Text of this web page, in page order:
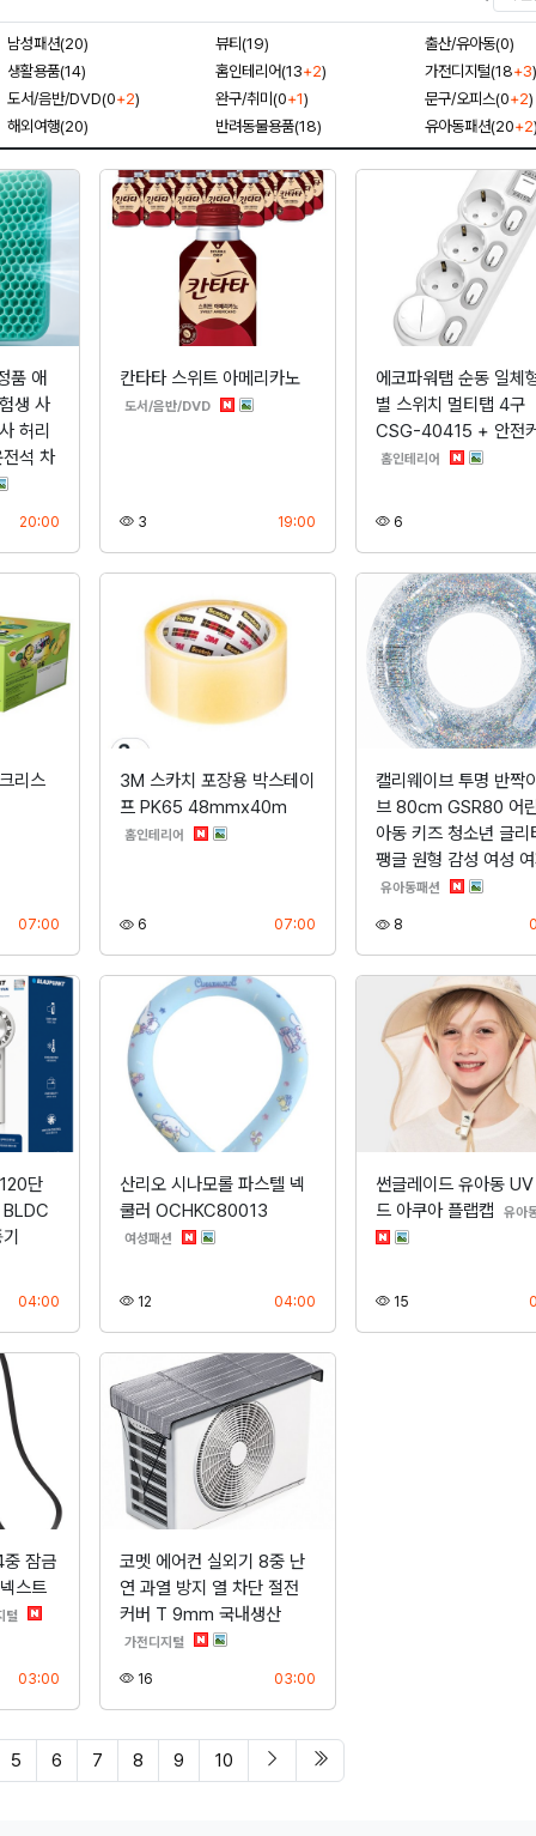
남성패션(20) 뷰티(19)
출산/유아동(0)
생활용품(14)
홈인테리어(13+2) 가전디지털(18+3)
도서/음반/DVD(0+2) 완구/취미(0+1) 문구/오피스(0+2)
해외여행(20)
반려동물용품(18) 유아동패션(20+2)
품 애
생 사
허리
석 차
20:00
칸타타 스위트 아메리카노
도서/음반/DVD분류
3 19:00등록
에코파워탭 순동 일체
별 스위치 멀티탭 4구
CSG-40415 + 안전
홈인테리어분류
6조회
리스
07:00
3M 스카치 포장용 박스테이
프 PK65 48mmx40m
홈인테리어 분류
6 07:00등록
캘리웨이브 투명 반짝
브 80cm GSR80 어
아동 키즈 청소년 글리
팽글 원형 감성 여성
유아동패션분류
8조회
단
BLDC
04:00
산리오 시나모롤 파스텔 넥
쿨러 OCHKC80013
여성패션 분류
12 04:00등록
썬글레이드 유아동 UV
드 아쿠아 플랩캡
유아
15조회
잠금
스트
털분류
03:00
코멧 에어컨 실외기 8중 난
연 과열 방지 열 차단 절전
커버 T 9mm 국내생산
가전디지털 분류
16 03:00등록
5 6 7 8 9 10 다음 페이지마지막 페이지/span>